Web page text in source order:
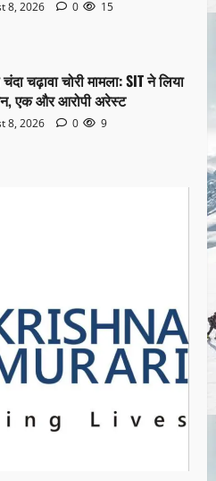
8, 2026 0 15
चढ़ावा चोरी मामला: SIT ने लिया
एक और आरोपी अरेस्ट
8, 2026 0 9